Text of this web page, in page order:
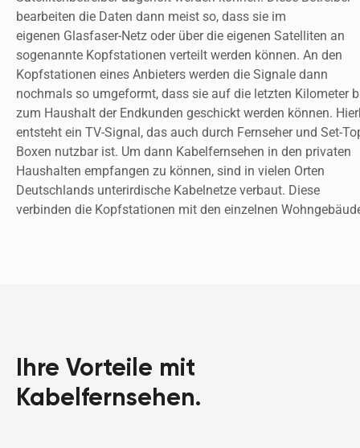
bearbeiten die Daten dann meist so, dass sie im
eigenen Glasfaser-Netz oder über die eigenen Satelliten an
sogenannte Kopfstationen verteilt werden können. An den
Kopfstationen eines Anbieters werden die Signale dann
nochmals so umgeformt, dass sie auf die letzten Kilometer
zum Haushalt der Endkunden geschickt werden können.
entsteht ein TV-Signal, das auch durch Fernseher und Set-
Boxen nutzbar ist. Um dann Kabelfernsehen in den privaten
Haushalten empfangen zu können, sind in vielen Orten
Deutschlands unterirdische Kabelnetze verbaut. Diese
Ihre Vorteile mit
Kabelfernsehen.